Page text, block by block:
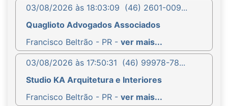
03/08/2026 às 18:03:09 (46) 2601-009...
Quaglioto Advogados Associados
Francisco Beltrão - PR - ver mais...
03/08/2026 às 17:50:31 (46) 99978-78...
Studio KA Arquitetura e Interiores
Francisco Beltrão - PR - ver mais...